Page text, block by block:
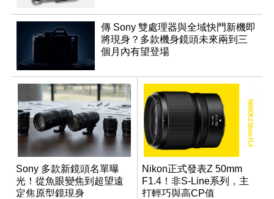
傳 Sony 雙處理器與全域快門新機即
將現身？多款機身鏡頭未來兩到三
個月內有望登場
Sony 多款新鏡頭名單曝
光！從魚眼變焦到超望遠
定焦原型鏡現身
Nikon正式發表Z 50mm
F1.4！非S-Line系列，主
打輕巧與高CP值